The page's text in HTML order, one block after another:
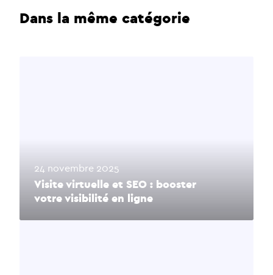
Dans la même catégorie
24 novembre 2025
Visite virtuelle et SEO : booster
votre visibilité en ligne